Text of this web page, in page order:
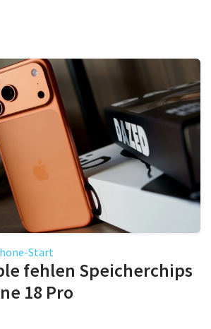
Start
fehlen Speicherchips
18 Pro